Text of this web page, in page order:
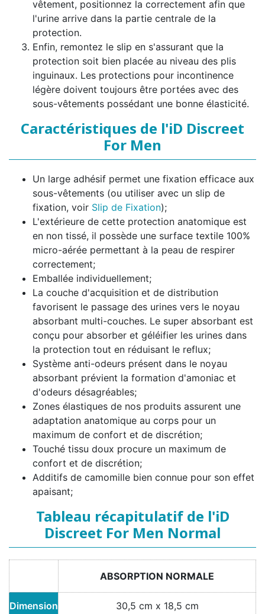
vêtement, positionnez la correctement afin que
l'urine arrive dans la partie centrale de la
protection.
Enfin, remontez le slip en s'assurant que la
protection soit bien placée au niveau des plis
inguinaux. Les protections pour incontinence
légère doivent toujours être portées avec des
sous-vêtements possédant une bonne élasticité.
Caractéristiques de l'iD Discreet
For Men
Un large adhésif permet une fixation efficace aux
sous-vêtements (ou utiliser avec un slip de
fixation, voir Slip de Fixation);
L'extérieure de cette protection anatomique est
en non tissé, il possède une surface textile 100%
micro-aérée permettant à la peau de respirer
correctement;
Emballée individuellement;
La couche d'acquisition et de distribution
favorisent le passage des urines vers le noyau
absorbant multi-couches. Le super absorbant est
conçu pour absorber et géléifier les urines dans
la protection tout en réduisant le reflux;
Système anti-odeurs présent dans le noyau
absorbant prévient la formation d'amoniac et
d'odeurs désagréables;
Zones élastiques de nos produits assurent une
adaptation anatomique au corps pour un
maximum de confort et de discrétion;
Touché tissu doux procure un maximum de
confort et de discrétion;
Additifs de camomille bien connue pour son effet
apaisant;
Tableau récapitulatif de l'iD
Discreet For Men Normal
ABSORPTION NORMALE
Dimension 30,5 cm x 18,5 cm